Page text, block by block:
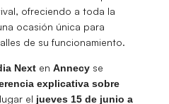
ofreciendo a toda la
ocasión única para
de su funcionamiento.
Next en Annecy se
explicativa sobre
el jueves 15 de junio a